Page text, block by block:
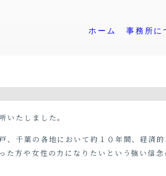
ホーム 事務所に
たしました。
、千葉の各地において約１０年間、経済
た方や女性の力になりたいという強い信